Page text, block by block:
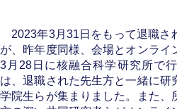
2023年3月31日をもって退職さ
が、昨年度同様、会場とオンライ
3月28日に核融合科学研究所で
は、退職された先生方と一緒に研
学院生らが集まりました。また、